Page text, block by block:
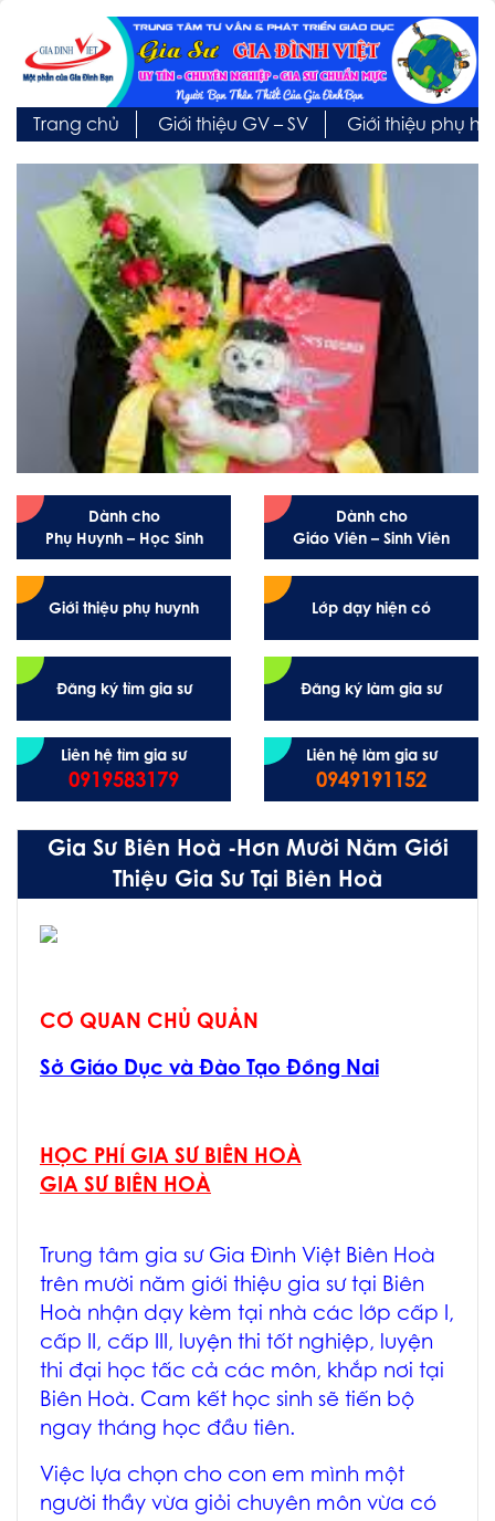
Trang chủ Giới thiệu GV – SV Giới thiệu phụ
Dành cho
Phụ Huynh – Học Sinh
Giới thiệu phụ huynh
Đăng ký tìm gia sư
Liên hệ tìm gia sư
0919583179
Dành cho
Giáo Viên – Sinh Viên
Lớp dạy hiện có
Đăng ký làm gia sư
Liên hệ làm gia sư
0949191152
Gia Sư Biên Hoà -Hơn Mười Năm Giới
Thiệu Gia Sư Tại Biên Hoà
CƠ QUAN CHỦ QUẢN
Sở Giáo Dục và Đào Tạo Đồng Nai
HỌC PHÍ GIA SƯ BIÊN HOÀ
GIA SƯ BIÊN HOÀ
Trung tâm gia sư Gia Đình Việt Biên Hoà
trên mười năm giới thiệu gia sư tại Biên
Hoà nhận dạy kèm tại nhà các lớp cấp I,
cấp II, cấp III, luyện thi tốt nghiệp, luyện
thi đại học tấc cả các môn, khắp nơi tại
Biên Hoà. Cam kết học sinh sẽ tiến bộ
ngay tháng học đầu tiên.
Việc lựa chọn cho con em mình một
người thầy vừa giỏi chuyên môn vừa có